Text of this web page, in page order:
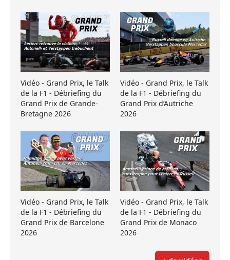
Vidéo - Grand Prix, le Talk
de la F1 - Débriefing du
Grand Prix de Grande-
Bretagne 2026
Vidéo - Grand Prix, le Talk
de la F1 - Débriefing du
Grand Prix d’Autriche
2026
Vidéo - Grand Prix, le Talk
de la F1 - Débriefing du
Grand Prix de Barcelone
2026
Vidéo - Grand Prix, le Talk
de la F1 - Débriefing du
Grand Prix de Monaco
2026